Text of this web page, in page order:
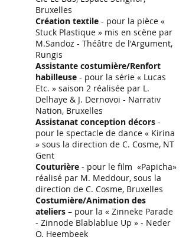
Bruxelles
Création textile - pour la pièce «
Stuck Plastique » mis en scène par
M.Sandoz - Théâtre de l'Argument,
Rungis
Assistante costumière/Renfort
habilleuse - pour la série « Lucas
Etc. » saison 2 réalisée par L.
Delhaye & J. Dernovoi - Narrativ
Nation, Bruxelles
Assistanat conception décors -
pour le spectacle de dance « Kirina
» sous la direction de C. Cosme, NT
Gent
Couturière - pour le film «Papicha»
réalisé par M. Meddour, sous la
direction de C. Cosme, Bruxelles
Costumière/Animation des
ateliers – pour la « Zinneke Parade
- Zinnode Blablablue Up » - Neder
O. Heembeek